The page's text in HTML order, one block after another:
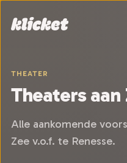
THEATER
Theaters aan
Alle aankomende
Zee v.o.f. te Renesse.